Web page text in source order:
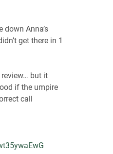
down Anna’s
get there in 1
but it
if the umpire
call